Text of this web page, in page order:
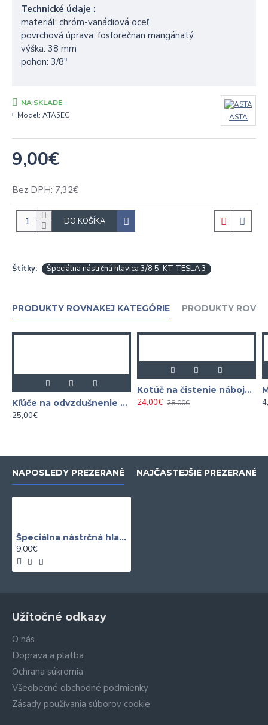
Technické údaje :
materiál: chróm-vanádiová oceľ
povrchová úprava: fosforečnan mangánatý
výška: 38 mm
pohon: 3/8"
9,00€
Bez DPH: 7,32€
NA SKLADE
Model: ATA5EC ASTA
DO KOŠÍKA
Štítky: Špeciálna nástrčná hlavica 3/8 5-KT TESLA 3
PRODUKTY ROVNAKEJ KATEGÓRIE PRODUKTY
Kľúče na odvzdušnenie bŕzd a hydraulických spojok 7-dielna
25,00€
Kotúč na čistenie nábojov 150 mm 1/2"
24,00€ 28,00€
NAPOSLEDY PREZERANÉ NAJČASTEJŠIE PREZERANÉ
Špeciálna nástrčná hlavica 3/8" 5-KT TESLA 3
9,00€
Užitočné odkazy
O nás
Doprava a platba
Ochrana súkromia
Všeobecné obchodné podmienky
Zásady používania súborov cookie